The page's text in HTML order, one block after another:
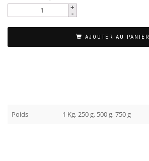
AJOUTER AU PANIER
Poids 1 Kg, 250 g, 500 g, 750 g